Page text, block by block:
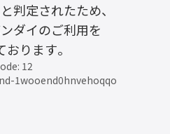
判定されたため、
ダイのご利用を
ります。
12
1wooend0hnvehoqqo